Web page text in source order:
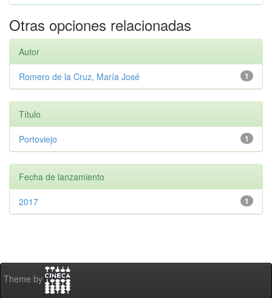
Otras opciones relacionadas
Autor
1
Romero de la Cruz, María José
Título
1
Portoviejo
Fecha de lanzamiento
1
2017
Theme by